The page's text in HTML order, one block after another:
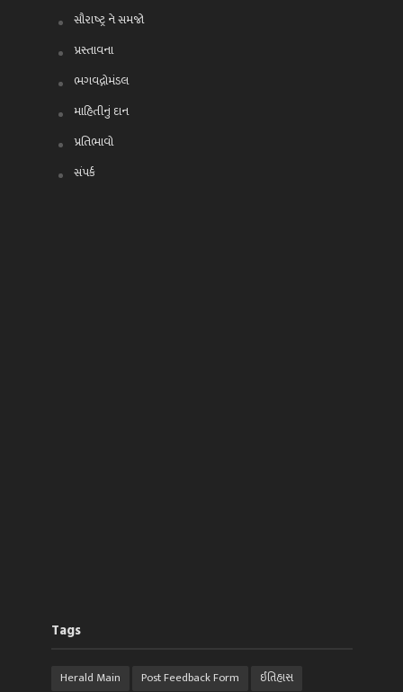
સૌરાષ્ટ્ર ને સમજો
પ્રસ્તાવના
ભગવદ્ગોમંડલ
માહિતીનું દાન
પ્રતિભાવો
સંપર્ક
Tags
Herald Main Post Feedback Form ઈતિહાસ